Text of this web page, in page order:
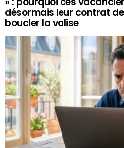
désormais leur contrat
boucler la valise